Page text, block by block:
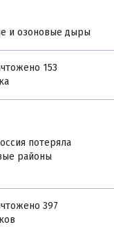
и озоновые дыры
153
потеряла
районы
397